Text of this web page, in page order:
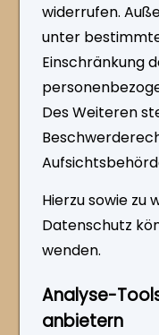
widerrufen.
unter
Einschränkung
Des Weiteren
Hierzu sowie zu
Datenschutz
wenden.
Analyse-
anbietern